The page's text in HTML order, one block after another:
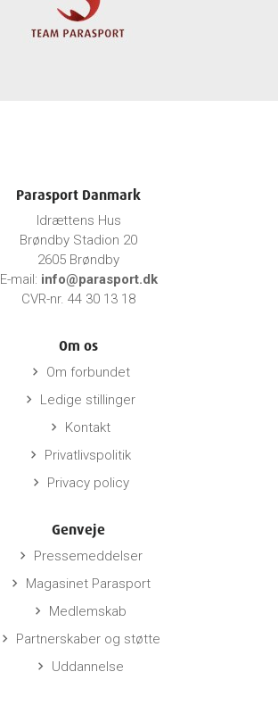
Parasport Danmark
Idrættens Hus
Brøndby Stadion 20
2605 Brøndby
E-mail: info@parasport.dk
CVR-nr. 44 30 13 18
Om os
keyboard_arrow_right Om forbundet
keyboard_arrow_right Ledige stillinger
keyboard_arrow_right Kontakt
keyboard_arrow_right Privatlivspolitik
keyboard_arrow_right Privacy policy
Genveje
keyboard_arrow_right Pressemeddelser
keyboard_arrow_right Magasinet Parasport
keyboard_arrow_right Medlemskab
keyboard_arrow_right Partnerskaber og støtte
keyboard_arrow_right Uddannelse